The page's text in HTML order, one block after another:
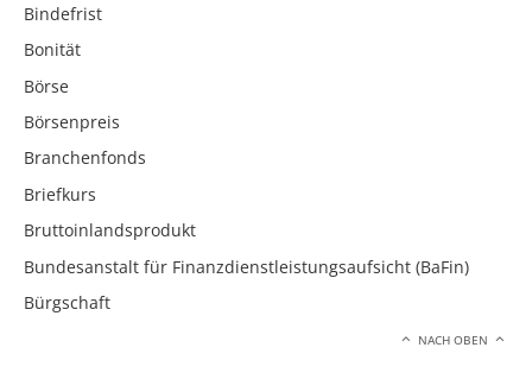
Bindefrist
Bonität
Börse
Börsenpreis
Branchenfonds
Briefkurs
Bruttoinlandsprodukt
Bundesanstalt für Finanzdienstleistungsaufsicht (BaFin)
Bürgschaft
NACH OBEN